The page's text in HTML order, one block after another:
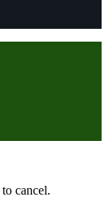
to cancel.